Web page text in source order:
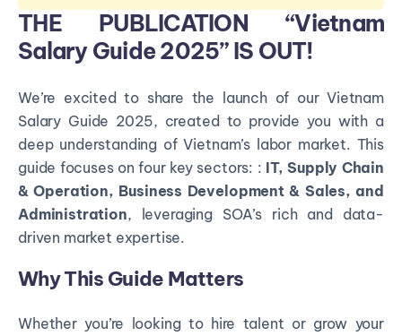
THE PUBLICATION “Vietnam
Salary Guide 2025” IS OUT!
We’re excited to share the launch of ourVietnam
Salary Guide 2025, created to provide you with a
deep understanding of Vietnam’s labor market. This
guide focuses on four key sectors: : IT, Supply Chain
& Operation, Business Development & Sales, and
Administration, leveraging SOA’s rich and data-
driven market expertise.
Why This Guide Matters
Whether you’re looking to hire talent or grow your